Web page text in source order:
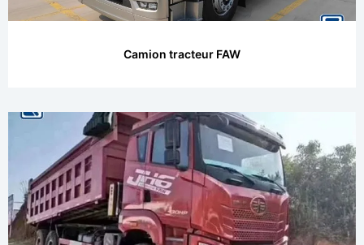
Camion tracteur FAW